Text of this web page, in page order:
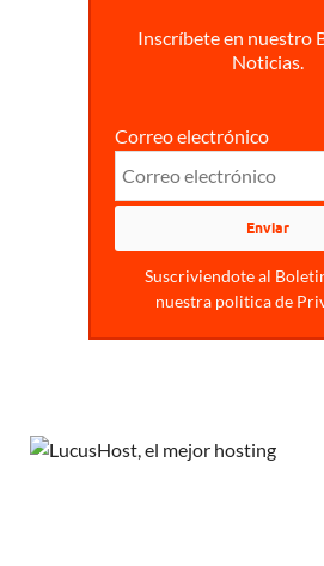
Inscríbete en nuestro
Noticias.
Correo electrónico
Suscriviendote al
nuestra politica de